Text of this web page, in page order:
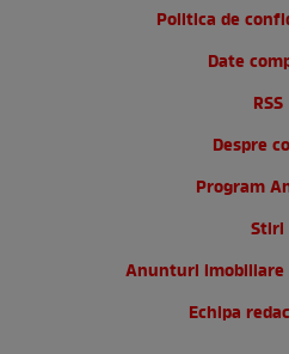
Politica de
Date
RSS
Despre
Program
Stiri
Anunturi imobiliare
Echipa